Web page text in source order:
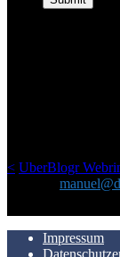
< UberBlogr
Impressum